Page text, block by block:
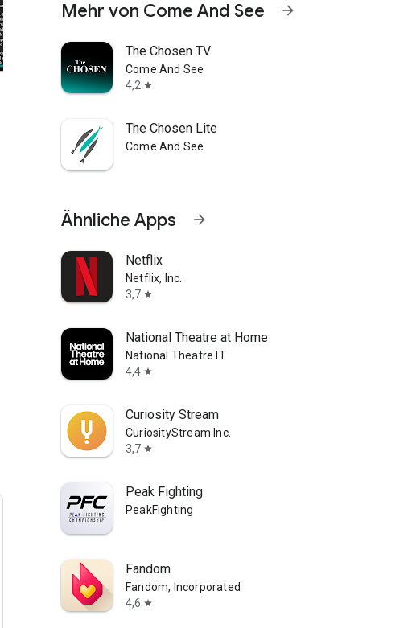
Mehr von Come And See arrow_forward
The Chosen TV
Come And See
4,2 star
The Chosen Lite
Come And See
Ähnliche Apps arrow_forward
Netflix
Netflix, Inc.
3,7 star
National Theatre at Home
National Theatre IT
4,4 star
Curiosity Stream
CuriosityStream Inc.
3,7 star
Peak Fighting
PeakFighting
Fandom
Fandom, Incorporated
4,6 star